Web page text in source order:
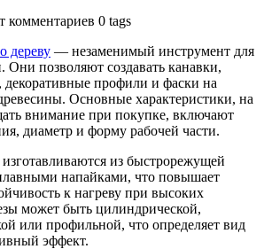
комментариев 0 tags
дереву — незаменимый инструмент для
Они позволяют создавать канавки,
декоративные профили и фаски на
Основные характеристики, на
внимание при покупке, включают
диаметр и форму рабочей части.
из быстрорежущей
напайками, что повышает
к нагреву при высоких
может быть цилиндрической,
или профильной, что определяет вид
эффект.